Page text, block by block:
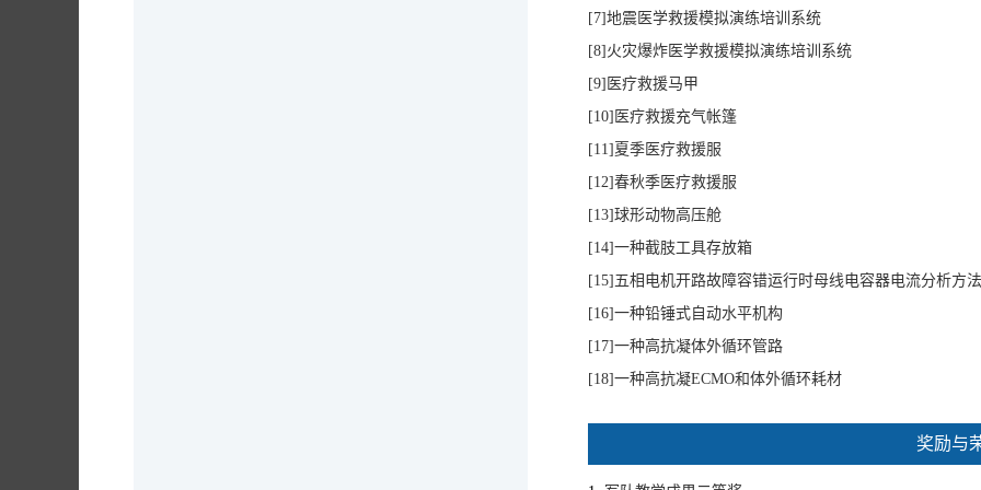
[7]地震医学救援模拟演练培训系统
[8] 火灾爆炸医学救援模拟演练培训系统
[9] 医疗救援马甲
[10] 医疗救援充气帐篷
[11] 夏季医疗救援服
[12]春秋季医疗救援服
[13]球形动物高压舱
[14]一种截肢工具存放箱
[15] 五相电机开路故障容错运行时母线电容器电流分析方法
[16]一种铅锤式自动水平机构
[17]一种高抗凝体外循环管路
[18]一种高抗凝ECMO和体外循环耗材
奖励与